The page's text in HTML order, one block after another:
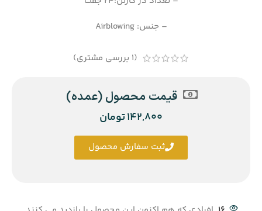
– جنس: Airblowing
(
1 بررسی مشتری)
قیمت محصول (عمده)
142,800تومان
ثبت سفارش محصول